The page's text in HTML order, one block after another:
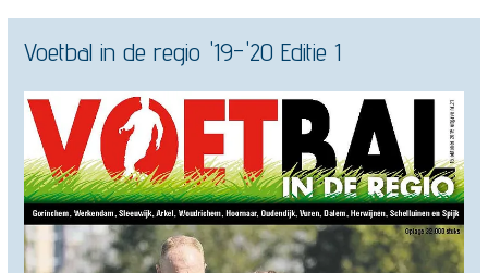
Voetbal in de regio '19-'20 Editie 1